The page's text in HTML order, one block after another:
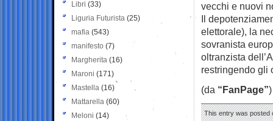
vecchi e nuovi
Il
elettorale), la
sovranista
oltranzista
restringendo gli
(da “FanPage”)
This entry was posted
Libri (33)
Liguria Futurista (25)
mafia (543)
manifesto (7)
Margherita (16)
Maroni (171)
Mastella (16)
Mattarella (60)
Meloni (14)